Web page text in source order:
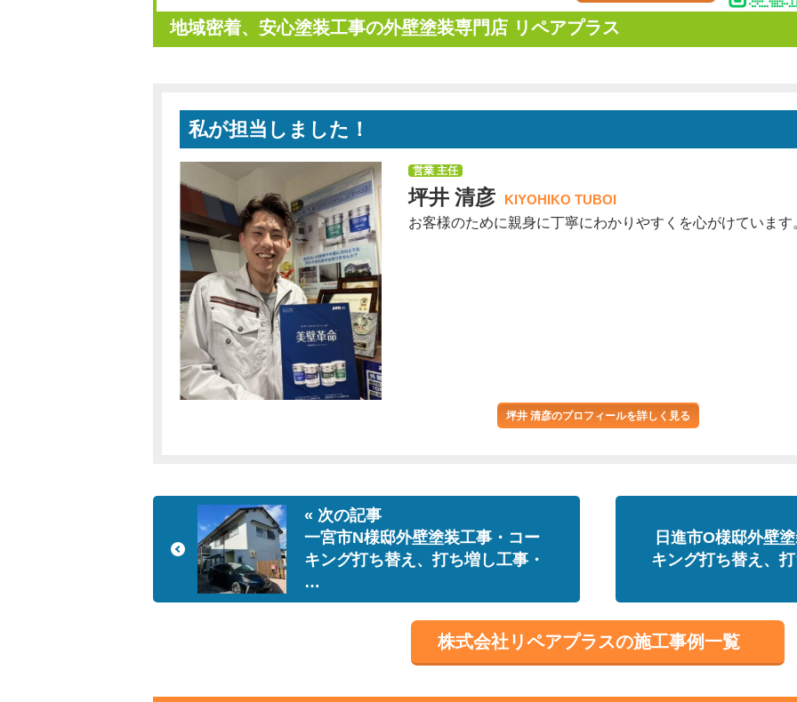
地域密着、安心塗装工事の外壁塗装専門店 リペアプラス
私が担当しました！
営業 主任
坪井 清彦
KIYOHIKO TUBOI
お客様のために親身に丁寧にわかりやすくを心がけています
坪井 清彦のプロフィールを詳しく見る
« 次の記事
一宮市N様邸外壁塗装工事・コー
キング打ち替え、打ち増し工事・
…
日進市O様邸外壁
キング打ち替え、
株式会社リペアプラスの施工事例一覧